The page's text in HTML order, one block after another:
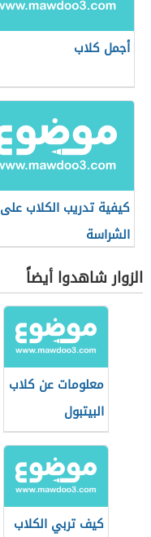
أجمل كلاب
كيفية تدريب الكلاب على
الشراسة
الزوار شاهدوا أيضاً
معلومات عن كلاب
البيتبول
كيف تربي الكلاب